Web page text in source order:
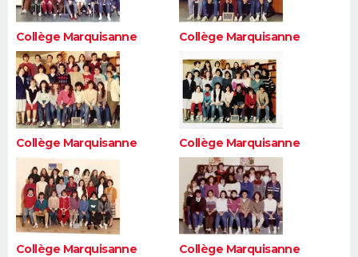
Collège Marquisanne Collège Marquisanne
Collège Marquisanne Collège Marquisanne
Collège Marquisanne Collège Marquisanne